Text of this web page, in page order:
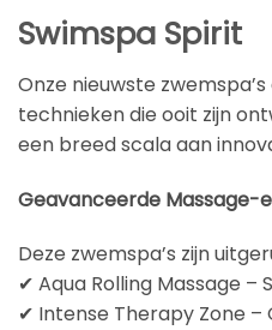
Swimspa Spirit
Onze nieuwste
technieken die ooit zijn
een breed scala aan
Geavanceerde Massage-
Deze zwemspa’s zijn
✔ Aqua Rolling Massage
✔ Intense Therapy Zone